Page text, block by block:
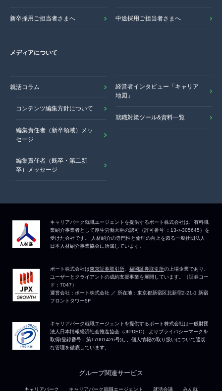
新卒採用ご担当者さまへ 中途採用ご担当者さまへ
メディアについて
就活コラム
コンテンツ編集方針について
編集責任者（新卒領域）メッ
セージ
編集責任者（既卒・第二新
卒）メッセージ
経営者インタビュー「キャリア
地図」
就職対策ツール&資料一覧